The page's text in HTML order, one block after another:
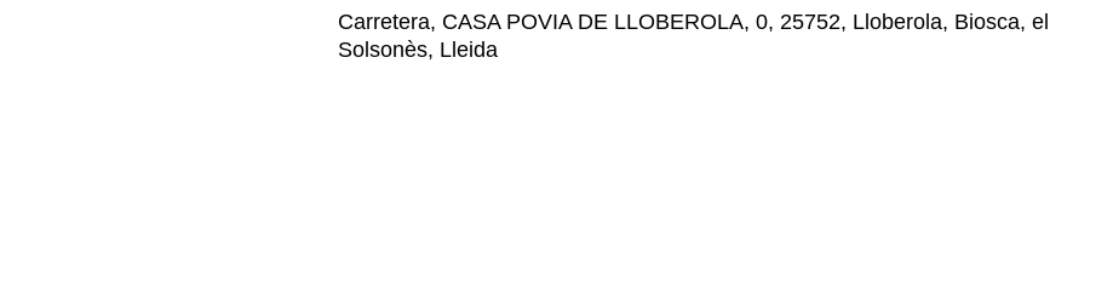
Carretera, CASA POVIA DE LLOBEROLA, 0, 25752, Lloberola, Biosca, el
Solsonès, Lleida